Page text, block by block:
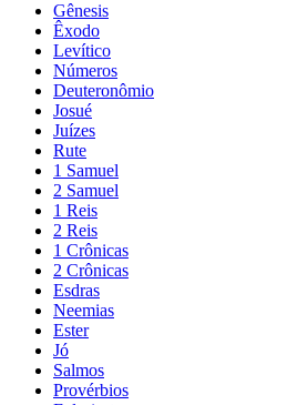
Gênesis
Êxodo
Levítico
Números
Deuteronômio
Josué
Juízes
Rute
1 Samuel
2 Samuel
1 Reis
2 Reis
1 Crônicas
2 Crônicas
Esdras
Neemias
Ester
Jó
Salmos
Provérbios